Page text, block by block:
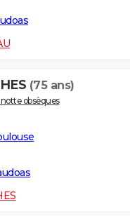
(75 ans)
obsèques